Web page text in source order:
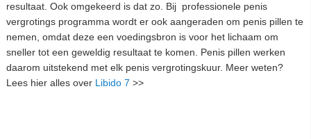
resultaat. Ook omgekeerd is dat zo. Bij professionele penis
vergrotings programma wordt er ook aangeraden om penis pillen te
nemen, omdat deze een voedingsbron is voor het lichaam om
sneller tot een geweldig resultaat te komen. Penis pillen werken
daarom uitstekend met elk penis vergrotingskuur. Meer weten?
Lees hier alles over Libido 7 >>